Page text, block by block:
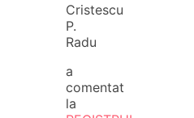
Cristescu
P.
Radu
a
comentat
la